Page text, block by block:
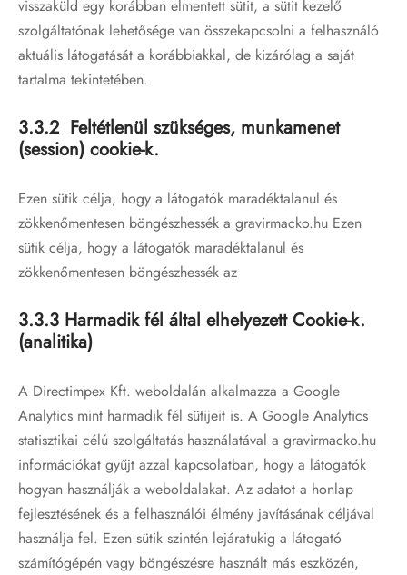
visszaküld egy korábban elmentett sütit, a sütit kezelő
szolgáltatónak lehetősége van összekapcsolni a felhasználó
aktuális látogatását a korábbiakkal, de kizárólag a saját
tartalma tekintetében.
3.3.2 Feltétlenül szükséges, munkamenet
(session) cookie-k.
Ezen sütik célja, hogy a látogatók maradéktalanul és
zökkenőmentesen böngészhessék a gravirmacko.hu Ezen
sütik célja, hogy a látogatók maradéktalanul és
zökkenőmentesen böngészhessék az
3.3.3 Harmadik fél által elhelyezett Cookie-k.
(analitika)
A Directimpex Kft. weboldalán alkalmazza a Google
Analytics mint harmadik fél sütijeit is. A Google Analytics
statisztikai célú szolgáltatás használatával a gravirmacko.hu
információkat gyűjt azzal kapcsolatban, hogy a látogatók
hogyan használják a weboldalakat. Az adatot a honlap
fejlesztésének és a felhasználói élmény javításának céljával
használja fel. Ezen sütik szintén lejáratukig a látogató
számítógépén vagy böngészésre használt más eszközén,